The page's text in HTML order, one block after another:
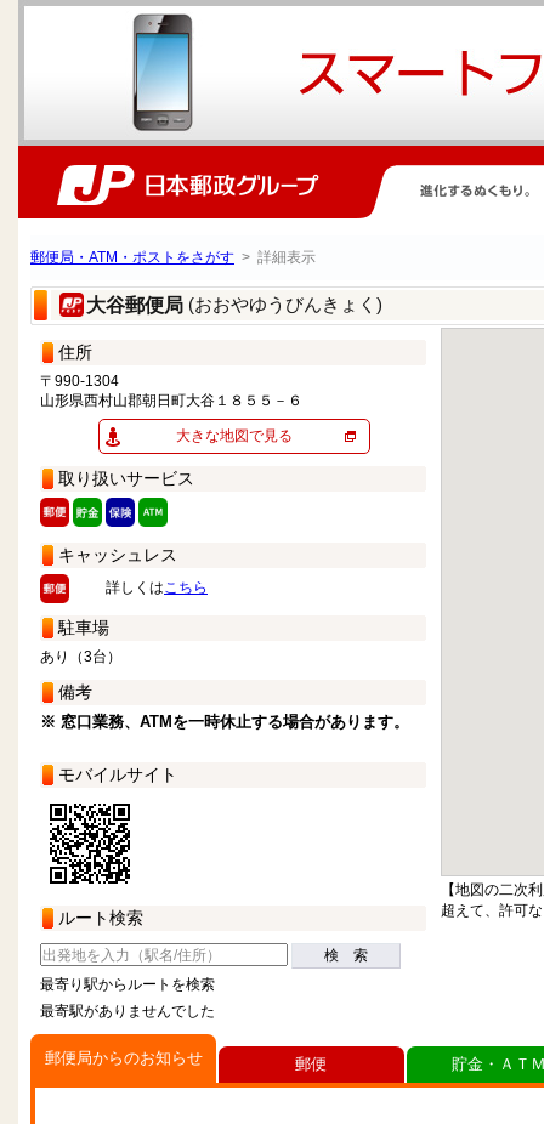
郵便局・ATM・ポストをさがす > 詳細表示
大谷郵便局 (おおやゆうびんきょく)
住所
〒990-1304
山形県西村山郡朝日町大谷１８５５－６
大きな地図で見る
取り扱いサービス
キャッシュレス
詳しくはこちら
駐車場
あり（3台）
備考
※ 窓口業務、ATMを一時休止する場合があります。
モバイルサイト
ルート検索
検 索
最寄り駅からルートを検索
最寄駅がありませんでした
【地図の二次
超えて、許可
郵便局からのお知らせ 郵便 貯金・ＡＴ